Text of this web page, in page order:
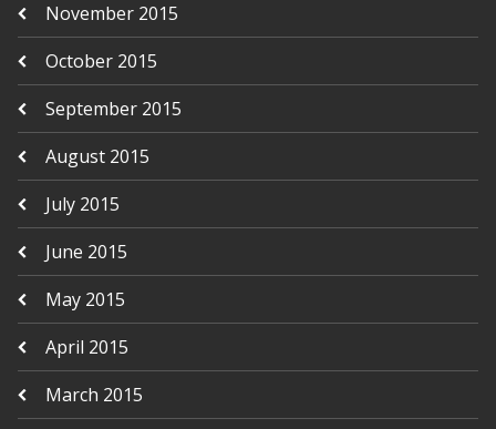
November 2015
October 2015
September 2015
August 2015
July 2015
June 2015
May 2015
April 2015
March 2015